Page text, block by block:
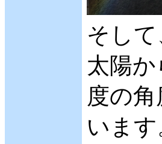
そし
太陽
度の
いま